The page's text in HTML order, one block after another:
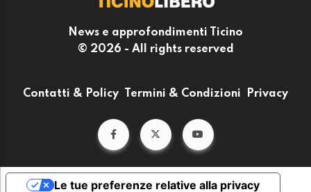
News e approfondimenti Ticino
© 2026 - All rights reserved
Contatti & Policy Termini & Condizioni Privacy
Le tue preferenze relative alla privacy